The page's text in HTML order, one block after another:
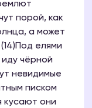
порой, как
а может
елями
иду чёрной
невидимые
писком
кусают они